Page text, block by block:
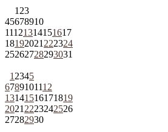
1 23
45678910
11121314151617
18192021 222324
25262728293031
1 2345
6789101112
13141516171819
2021 2223242526
27282930